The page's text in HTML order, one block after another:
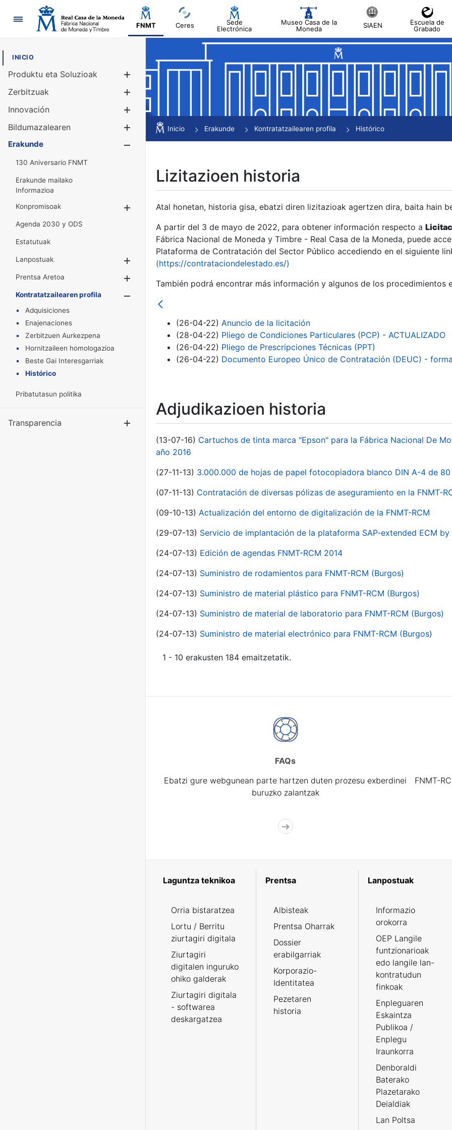
Nabigazioa
FNMT Ceres
Sede
Electrónica
Museo Casa de la
Moneda
SIAEN
Escuela de
Grabado
INICIO
Produktu eta Soluzioak
Erakutsi/Ezkutatu
Zerbitzuak
Innovación
Bildumazalearen
Erakutsi/Ezkutatu
Erakunde
130 Aniversario FNMT
Erakunde mailako
Informazioa
Konpromisoak
Erakutsi/Ezkutatu
Agenda 2030 y ODS
Estatutuak
Lanpostuak
Erakutsi/Ezkutatu
Prentsa Aretoa
Erakutsi/Ezkutatu
Kontratatzailearen profila
Adquisiciones
Enajenaciones
Zerbitzuen Aurkezpena
Hornitzaileen homologazioa
Beste Gai Interesgarriak
Histórico
Pribatutasun politika
Transparencia Erakutsi/Ezkutatu
Inicio Erakunde Kontratatzailearen profila Histórico
Lizitazioen historia
Atal honetan, historia gisa, ebatzi diren lizitazioak agertzen dira, baita hain
A partir del 3 de mayo de 2022, para obtener información respecto a
Fábrica Nacional de Moneda y Timbre - Real Casa de la Moneda, puede
Plataforma de Contratación del Sector Público accediendo en el siguiente
(https://contrataciondelestado.es/)
También podrá encontrar más información y algunos de los procedimientos
(26-04-22) Anuncio de la licitación
(28-04-22) Pliego de Condiciones Particulares (PCP) - ACTUALIZADO
(26-04-22) Pliego de Prescripciones Técnicas (PPT)
(26-04-22) Documento Europeo Único de Contratación (DEUC) -
Adjudikazioen historia
(13-07-16) Cartuchos de tinta marca "Epson" para la Fábrica Nacional De
año 2016
(27-11-13) 3.000.000 de hojas de papel fotocopiadora blanco DIN A-4 de 80
(07-11-13) Contratación de diversas pólizas de aseguramiento en la FNMT-
(09-10-13) Actualización del entorno de digitalización de la FNMT-RCM
(29-07-13) Servicio de implantación de la plataforma SAP-extended ECM by
(24-07-13) Edición de agendas FNMT-RCM 2014
(24-07-13) Suministro de rodamientos para FNMT-RCM (Burgos)
(24-07-13) Suministro de material plástico para FNMT-RCM (Burgos)
(24-07-13) Suministro de material de laboratorio para FNMT-RCM (Burgos)
(24-07-13) Suministro de material electrónico para FNMT-RCM (Burgos)
1 - 10 erakusten 184 emaitzetatik.
FAQs
Ebatzi gure webgunean parte hartzen duten prozesu exberdinei
buruzko zalantzak
FNMT-
Laguntza teknikoa
Orria bistaratzea
Lortu / Berritu
ziurtagiri digitala
Ziurtagiri
digitalen inguruko
ohiko galderak
Ziurtagiri digitala
- softwarea
deskargatzea
Prentsa
Albisteak
Prentsa Oharrak
Dossier
erabilgarriak
Korporazio-
Identitatea
Pezetaren
historia
Lanpostuak
Informazio
orokorra
OEP Langile
funtzionarioak
edo langile lan-
kontratudun
finkoak
Enpleguaren
Eskaintza
Publikoa /
Enplegu
Iraunkorra
Denboraldi
Baterako
Plazetarako
Deialdiak
Lan Poltsa